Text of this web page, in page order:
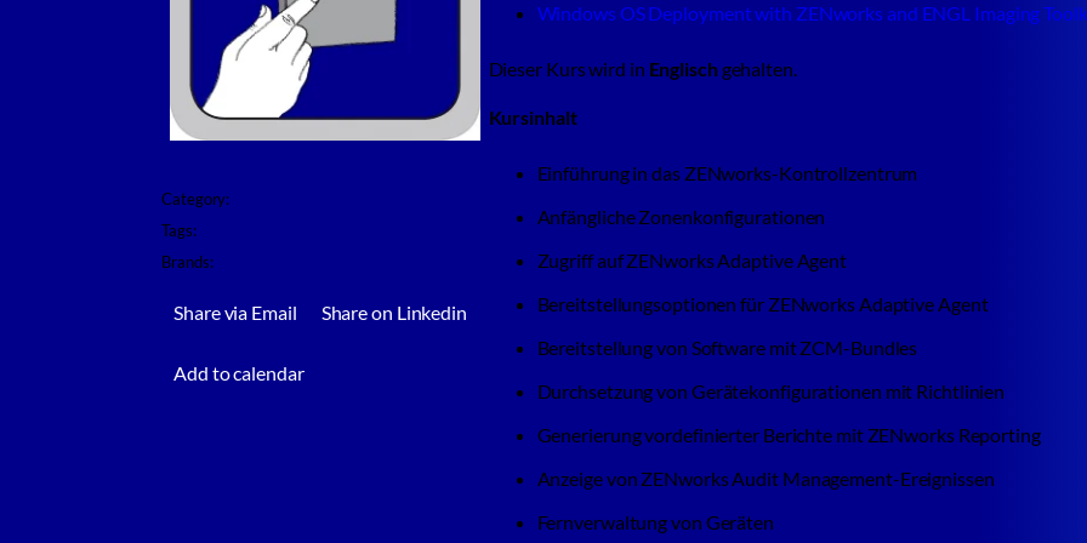
Category:
Tags:
Brands:
Share via Email Share on Linkedin
Add to calendar
Windows OS Deployment with ZENworks and ENGL Imaging
Dieser Kurs wird in Englischgehalten.
Kursinhalt
Einführung in das ZENworks-Kontrollzentrum
Anfängliche Zonenkonfigurationen
Zugriff auf ZENworks Adaptive Agent
Bereitstellungsoptionen für ZENworks Adaptive Agent
Bereitstellung von Software mit ZCM-Bundles
Durchsetzung von Gerätekonfigurationen mit Richtlinien
Generierung vordefinierter Berichte mit ZENworks Reporting
Anzeige von ZENworks Audit Management-Ereignissen
Fernverwaltung von Geräten